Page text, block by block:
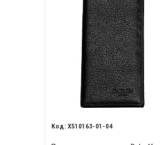
X510163-01-04